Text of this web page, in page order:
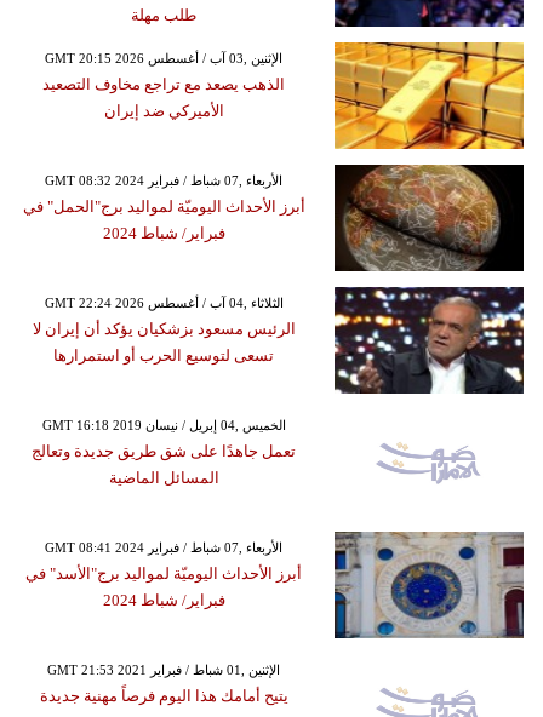
طلب مهلة
GMT 20:15 2026 الإثنين ,03 آب / أغسطس
الذهب يصعد مع تراجع مخاوف التصعيد
الأميركي ضد إيران
GMT 08:32 2024 الأربعاء ,07 شباط / فبراير
أبرز الأحداث اليوميّة لمواليد برج"الحمل" في
فبراير/ شباط 2024
GMT 22:24 2026 الثلاثاء ,04 آب / أغسطس
الرئيس مسعود بزشكيان يؤكد أن إيران لا
تسعى لتوسيع الحرب أو استمرارها
GMT 16:18 2019 الخميس ,04 إبريل / نيسان
تعمل جاهدًا على شق طريق جديدة وتعالج
المسائل الماضية
GMT 08:41 2024 الأربعاء ,07 شباط / فبراير
أبرز الأحداث اليوميّة لمواليد برج"الأسد" في
فبراير/ شباط 2024
GMT 21:53 2021 الإثنين ,01 شباط / فبراير
يتيح أمامك هذا اليوم فرصاً مهنية جديدة